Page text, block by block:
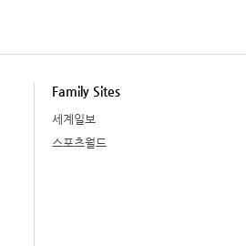
Family Sites
세계일보
스포츠월드